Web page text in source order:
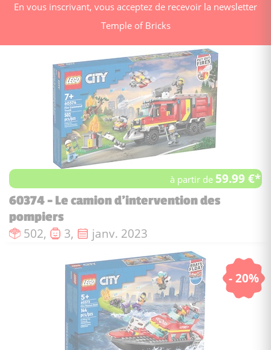
En vous inscrivant, vous acceptez de recevoir la newsletter
Temple of Bricks
à partir de 59.99 €*
60374 - Le camion d’intervention des
pompiers
Nombre de pièces :
502, Nombre de figurines :
3, Date de sortie :
janv. 2023
- 20%